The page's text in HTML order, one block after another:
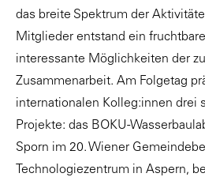
das breite Spektrum der
Mitglieder entstand ein
interessante Möglichkeiten der
Zusammenarbeit. Am Folgetag
internationalen Kolleg:innen drei
Projekte: das BOKU-
Sporn im 20. Wiener
Technologiezentrum in Aspern,